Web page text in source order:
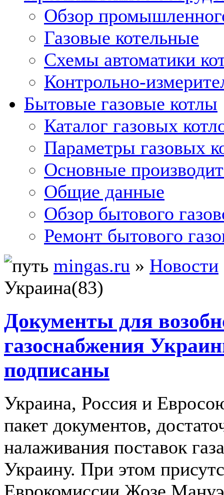
Обзор
Газовые котельные
Схемы автоматики
Контрольно-
Бытовые газовые котлы
Каталог газовых
Параметры газовых
Основные
Общие данные
Обзор бытового
Ремонт бытового
mingas.ru » Новости
Украина(83)
Документы для
газоснабжения
подписаны
Украина, Россия и
пакет документов,
налаживания поставок
Украину. При этом